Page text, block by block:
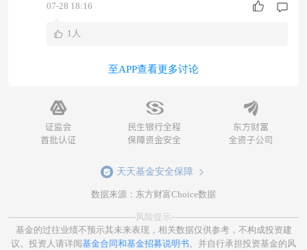
07-28 18:16
1人
至APP查看更多讨论
天天基金安全保障
数据来源：东方财富Choice数据
风险提示
基金的过往业绩不预示其未来表现，相关数据仅供参考，不构成投资建
议。投资人请详阅基金合同和基金招募说明书。并自行承担投资基金的风